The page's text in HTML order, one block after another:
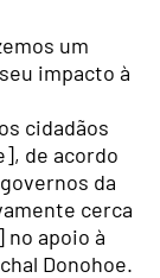
um
impacto à
cidadãos
de acordo
da
cerca
apoio à
Donohoe.